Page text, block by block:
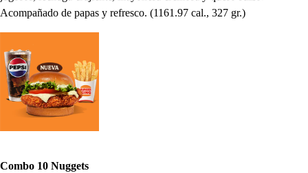
Acompañado de papas y refresco. (1161.97 cal., 327 gr.)
Combo 10 Nuggets